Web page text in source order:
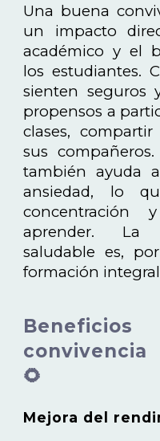
Una buena
un impacto
académico y el
los estudiantes.
sienten seguros
propensos a
clases,
sus
también ayuda
ansiedad, lo
concentración
aprender. La
saludable es,
formación
🌻
Mejora del